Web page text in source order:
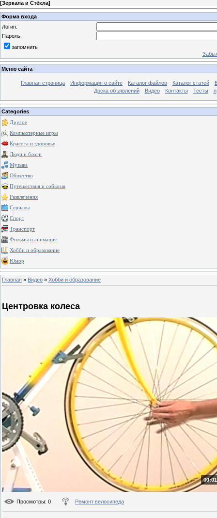
[Зеркала и Стёкла]
Форма входа
Логин:
Пароль:
запомнить
Меню сайта
Главная страница Информация о сайте Каталог файлов Каталог статей
Доска объявлений
Видео Контакты Тесты
Categories
Другое
Компьютерные игры
Красота и здоровье
Люди и блоги
Музыка
Общество
Путешествия и события
Развлечения
Сериалы
Спорт
Транспорт
Фильмы и анимация
Хобби и образование
Юмор
Главная » Видео » Хобби и образование
Центровка колеса
Просмотры: 0 Ремонт велосипеда